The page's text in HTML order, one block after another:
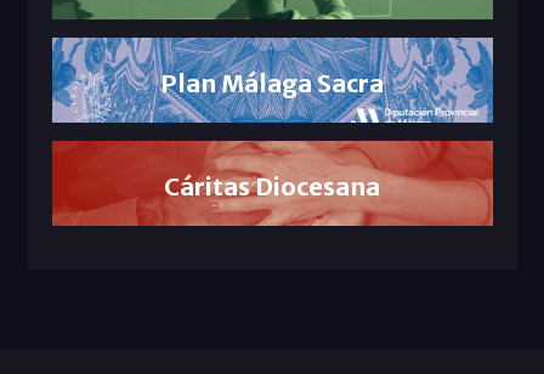
Plan Málaga Sacra
Cáritas Diocesana